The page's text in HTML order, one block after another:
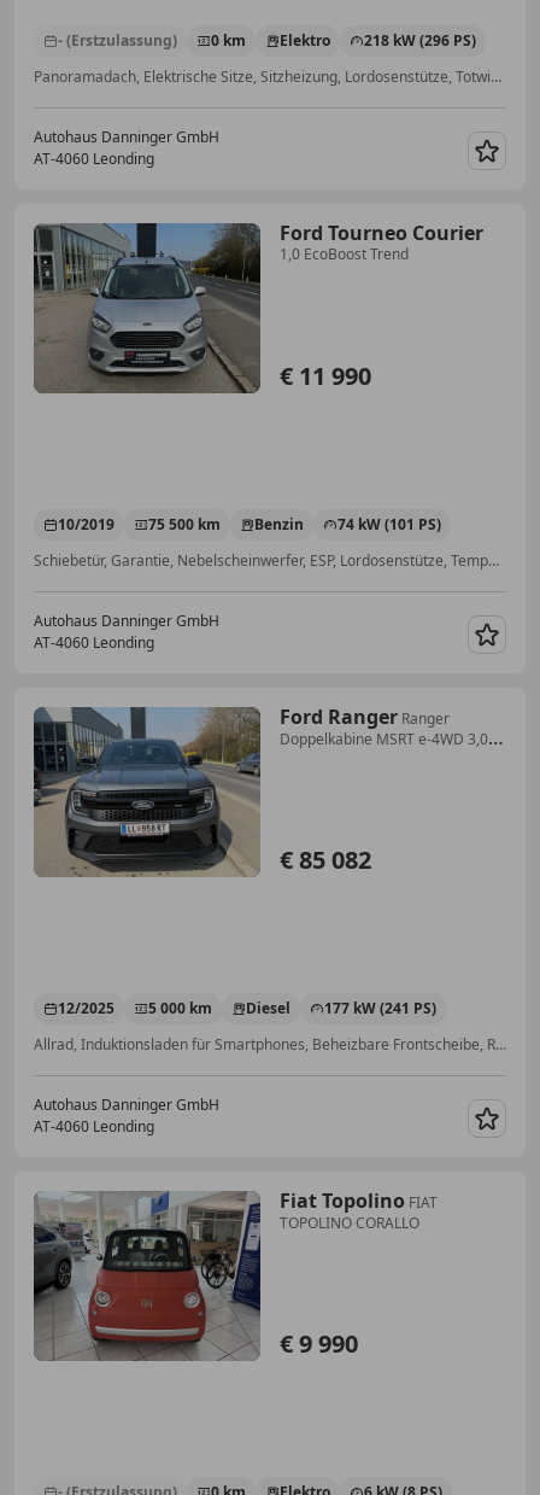
- (Erstzulassung) 0 km Elektro
218 kW (296 PS)
Panoramadach, Elektrische Sitze, Sitzheizung, Lordosenstütze, Totwinkel-Assistent, Sitzbelüftung, Fahrerairbag, Massagesitze
Autohaus Danninger GmbH
AT-4060 Leonding
Ford Tourneo Courier
1,0 EcoBoost Trend
€ 11 990
10/2019 75 500 km Benzin
74 kW (101 PS)
Schiebetür, Garantie, Nebelscheinwerfer, ESP, Lordosenstütze, Tempomat, Klimaanlage, Notbremsassistent
Autohaus Danninger GmbH
AT-4060 Leonding
Ford Ranger Ranger
Doppelkabine MSRT e-4WD 3,0
€ 85 082
12/2025 5 000 km Diesel
177 kW (241 PS)
Allrad, Induktionsladen für Smartphones, Beheizbare Frontscheibe, Reifendruckkontrollsystem, Soundsystem, ABS, Regensensor, Alarmanlage
Autohaus Danninger GmbH
AT-4060 Leonding
Fiat Topolino FIAT
TOPOLINO CORALLO
€ 9 990